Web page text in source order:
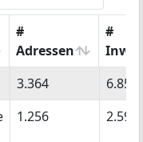
#
Adressen
#
#
Adressen
#
3.364
6.858
1.256 2.591